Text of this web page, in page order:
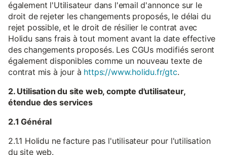
également l'Utilisateur dans l'email d'annonce sur le
droit de rejeter les changements proposés, le délai du
rejet possible, et le droit de résilier le contrat avec
Holidu sans frais à tout moment avant la date effective
des changements proposés. Les CGUs modifiés seront
également disponibles comme un nouveau texte de
contrat mis à jour à https://www.holidu.fr/gtc.
2. Utilisation du site web, compte d'utilisateur,
étendue des services
2.1 Général
2.1.1 Holidu ne facture pas l'utilisateur pour l'utilisation
du site web.